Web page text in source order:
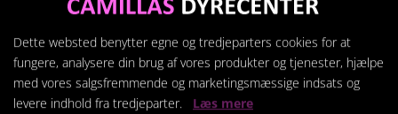
Vis produkt
Dette websted benytter egne og tredjeparters cookies for at
fungere, analysere din brug af vores produkter og tjenester, hjælpe
med vores salgsfremmende og marketingsmæssige indsats og
levere indhold fra tredjeparter. Læs mere